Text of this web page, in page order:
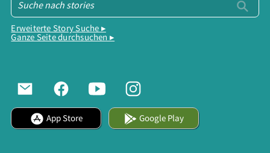
Erweiterte Story Suche ▸
Ganze Seite durchsuchen ▸
App Store Google Play